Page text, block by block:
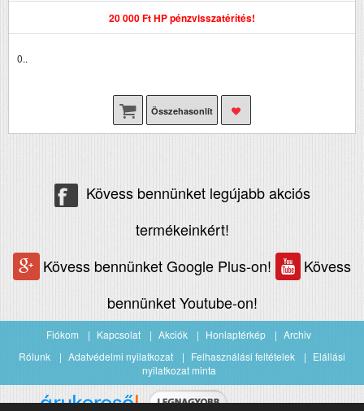
20 000 Ft HP pénzvisszatérítés!
0..
Összehasonlít
Kövess bennünket legújabb akciós
termékeinkért!
Kövess bennünket Google Plus-on!
Kövess
bennünket Youtube-on!
Fiókom Kapcsolat Akciók Honlaptérkép
Archiv
Rólunk
Adatvédelmi nyilatkozat Felhasználási feltételek
Elállási
nyilatkozat minta